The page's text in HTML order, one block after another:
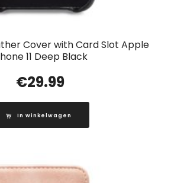
Cover with Card Slot Apple
11 Deep Black
€29.99
In winkelwagen